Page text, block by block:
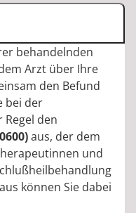
behandelnden
Arzt über Ihre
den Befund
bei der
den
aus, der dem
und
können Sie dabei